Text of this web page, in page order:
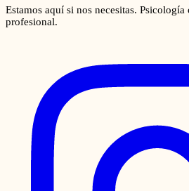
Estamos aquí si nos necesitas.
profesional.